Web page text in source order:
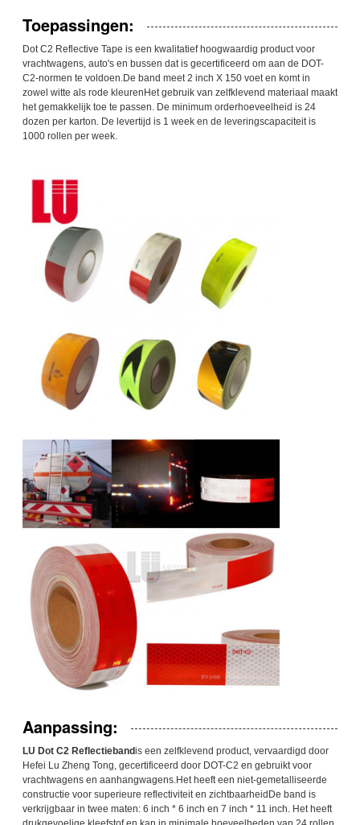
Toepassingen:
Dot C2 Reflective Tape is een kwalitatief hoogwaardig product voor
vrachtwagens, auto's en bussen dat is gecertificeerd om aan de DOT-
C2-normen te voldoen.De band meet 2 inch X 150 voet en komt in
zowel witte als rode kleurenHet gebruik van zelfklevend materiaal maakt
het gemakkelijk toe te passen. De minimum orderhoeveelheid is 24
dozen per karton. De levertijd is 1 week en de leveringscapaciteit is
1000 rollen per week.
Aanpassing:
LU Dot C2 Reflectiebandis een zelfklevend product, vervaardigd door
Hefei Lu Zheng Tong, gecertificeerd door DOT-C2 en gebruikt voor
vrachtwagens en aanhangwagens.Het heeft een niet-gemetalliseerde
constructie voor superieure reflectiviteit en zichtbaarheidDe band is
verkrijgbaar in twee maten: 6 inch * 6 inch en 7 inch * 11 inch. Het heeft